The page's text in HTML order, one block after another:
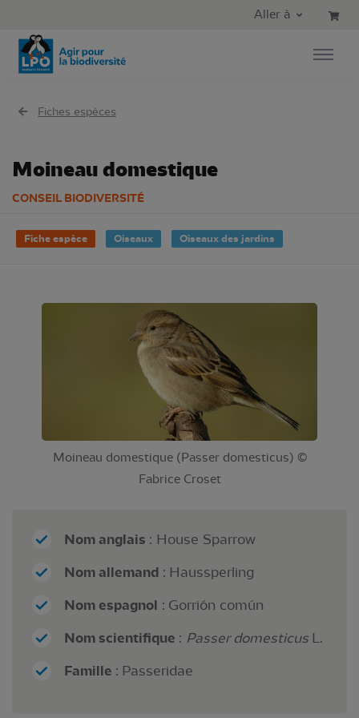
Aller au menu principal
Aller à
Fiches espèces
Moineau domestique
CONSEIL BIODIVERSITÉ
Fiche espèce Oiseaux Oiseaux des jardins
Moineau domestique (Passer domesticus) ©
Fabrice Croset
Nom anglais : House Sparrow
Nom allemand : Haussperling
Nom espagnol : Gorrión común
Nom scientifique : Passer domesticus L.
Famille : Passeridae